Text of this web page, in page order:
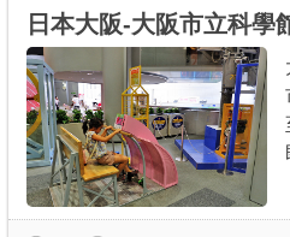
日本大阪-大阪市立科學